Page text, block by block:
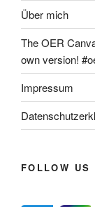
Über mich
The OER
own version!
Impressum
FOLLOW US